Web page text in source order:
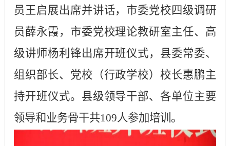
员王启展出席并讲话，市委党校四级调研
员薛永霞，市委党校理论教研室主任、高
级讲师杨利锋出席开班仪式，县委常委、
组织部长、党校（行政学校）校长惠鹏主
持开班仪式。县级领导干部、各单位主要
领导和业务骨干共109人参加培训。